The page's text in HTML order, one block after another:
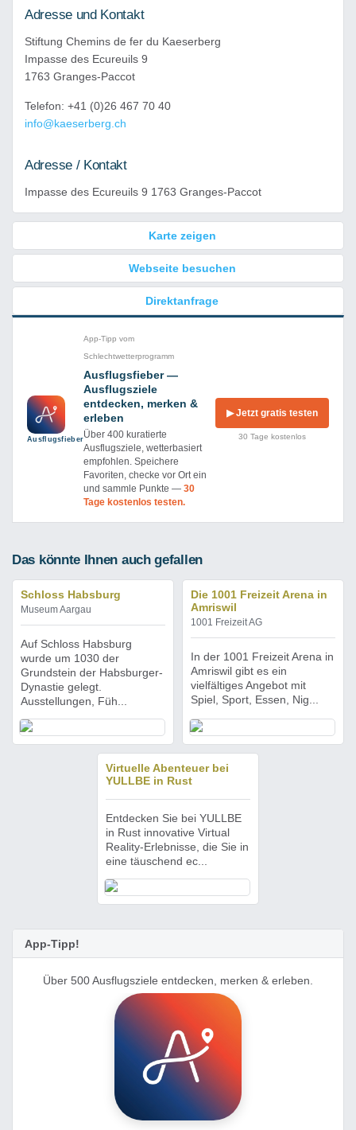
Adresse und Kontakt
Stiftung Chemins de fer du Kaeserberg
Impasse des Ecureuils 9
1763 Granges-Paccot
Telefon: +41 (0)26 467 70 40
info@kaeserberg.ch
Adresse / Kontakt
Impasse des Ecureuils 9 1763 Granges-Paccot
Karte zeigen
Webseite besuchen
Direktanfrage
Ausflug­sfieber
App-Tipp vom
Schlechtwetterprogramm
Ausflugsfieber —
Ausflugsziele
entdecken, merken &
erleben
Über 400 kuratierte
Ausflugsziele, wetterbasiert
empfohlen. Speichere
Favoriten, checke vor Ort ein
und sammle Punkte —30
Tage kostenlos testen.
▶ Jetzt gratis testen
30 Tage kostenlos
Das könnte Ihnen auch gefallen
Schloss Habsburg
Museum Aargau
Auf Schloss Habsburg
wurde um 1030 der
Grundstein der Habsburger-
Dynastie gelegt.
Ausstellungen, Füh...
Die 1001 Freizeit Arena in
Amriswil
1001 Freizeit AG
In der 1001 Freizeit Arena in
Amriswil gibt es ein
vielfältiges Angebot mit
Spiel, Sport, Essen, Nig...
Virtuelle Abenteuer bei
YULLBE in Rust
Entdecken Sie bei YULLBE
in Rust innovative Virtual
Reality-Erlebnisse, die Sie in
eine täuschend ec...
App-Tipp!
Über 500 Ausflugsziele entdecken, merken & erleben.